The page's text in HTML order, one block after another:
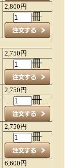
2,860円
冊
2,750円
冊
2,750円
冊
2,750円
冊
6,600円